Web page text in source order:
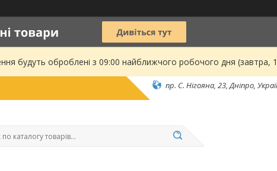
будуть оброблені з 09:00 найближчого робочого дня (завтра,
пр. С. Нігояна, 23, Дніпро,